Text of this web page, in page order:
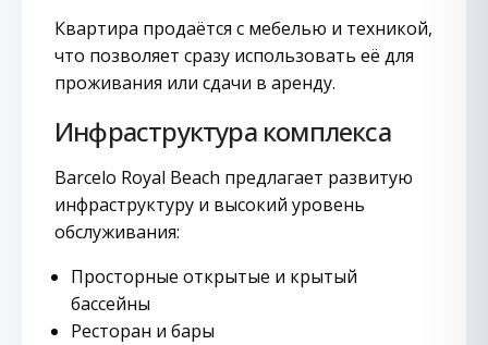
Квартира продаётся с мебелью и техникой,
что позволяет сразу использовать её для
проживания или сдачи в аренду.
Инфраструктура комплекса
Barcelo Royal Beach предлагает развитую
инфраструктуру и высокий уровень
обслуживания:
Просторные открытые и крытый
бассейны
Ресторан и бары